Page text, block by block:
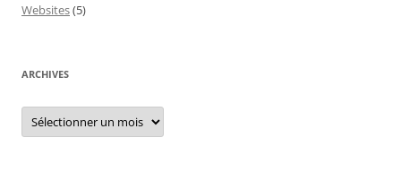
Websites(5)
ARCHIVES
Archives